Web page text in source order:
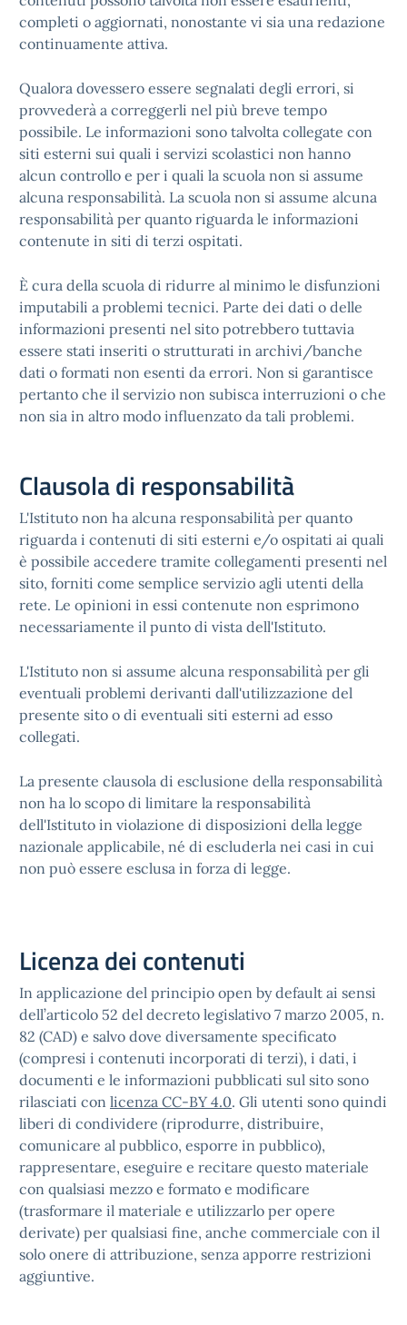
completi o aggiornati, nonostante vi sia una redazione
continuamente attiva.
Qualora dovessero essere segnalati degli errori, si
provvederà a correggerli nel più breve tempo
possibile. Le informazioni sono talvolta collegate con
siti esterni sui quali i servizi scolastici non hanno
alcun controllo e per i quali la scuola non si assume
alcuna responsabilità. La scuola non si assume alcuna
responsabilità per quanto riguarda le informazioni
contenute in siti di terzi ospitati.
È cura della scuola di ridurre al minimo le disfunzioni
imputabili a problemi tecnici. Parte dei dati o delle
informazioni presenti nel sito potrebbero tuttavia
essere stati inseriti o strutturati in archivi/banche
dati o formati non esenti da errori. Non si garantisce
pertanto che il servizio non subisca interruzioni o che
non sia in altro modo influenzato da tali problemi.
Clausola di responsabilità
L'Istituto non ha alcuna responsabilità per quanto
riguarda i contenuti di siti esterni e/o ospitati ai quali
è possibile accedere tramite collegamenti presenti nel
sito, forniti come semplice servizio agli utenti della
rete. Le opinioni in essi contenute non esprimono
necessariamente il punto di vista dell'Istituto.
L'Istituto non si assume alcuna responsabilità per gli
eventuali problemi derivanti dall'utilizzazione del
presente sito o di eventuali siti esterni ad esso
collegati.
La presente clausola di esclusione della responsabilità
non ha lo scopo di limitare la responsabilità
dell'Istituto in violazione di disposizioni della legge
nazionale applicabile, né di escluderla nei casi in cui
non può essere esclusa in forza di legge.
Licenza dei contenuti
In applicazione del principio open by default ai sensi
dell’articolo 52 del decreto legislativo 7 marzo 2005, n.
82 (CAD) e salvo dove diversamente specificato
(compresi i contenuti incorporati di terzi), i dati, i
documenti e le informazioni pubblicati sul sito sono
rilasciati con licenza CC-BY 4.0. Gli utenti sono quindi
liberi di condividere (riprodurre, distribuire,
comunicare al pubblico, esporre in pubblico),
rappresentare, eseguire e recitare questo materiale
con qualsiasi mezzo e formato e modificare
(trasformare il materiale e utilizzarlo per opere
derivate) per qualsiasi fine, anche commerciale con il
solo onere di attribuzione, senza apporre restrizioni
aggiuntive.